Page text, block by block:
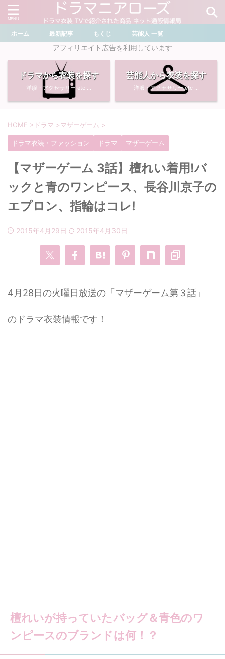
＼ ドラマ・芸能人を検索 ／
おすすめ検索ワード
川口春奈
・石原さとみ
・菜々緒
・ 堀田真由
多部未華子
広瀬すず
あのクズ
岡崎紗絵
・ わたしの宝物
・ ライオンの隠れ家
・サイレント
・ワンピース
ホーム 最新記事 もくじ 芸能人 一覧
アフィリエイト広告を利用しています
ドラマから衣装を探す
洋服・アクセサリー etc ...
芸能人から衣装を探す
洋服・アクセサリー etc ...
HOME > ドラマ >マザーゲーム >
ドラマ衣装・ファッション ドラマ マザーゲーム
【マザーゲーム 3話】檀れい着用!バ
ックと青のワンピース、長谷川京子の
エプロン、指輪はコレ!
2015年4月29日 2015年4月30日
4月28日の火曜日放送の「マザーゲーム第３話」
のドラマ衣装情報です！
檀れいが持っていたバッグ＆青色のワ
ンピースのブランドは何！？